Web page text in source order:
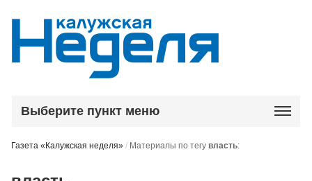
Выберите пункт меню
Газета «Калужская неделя» / Материалы по тегувласть: